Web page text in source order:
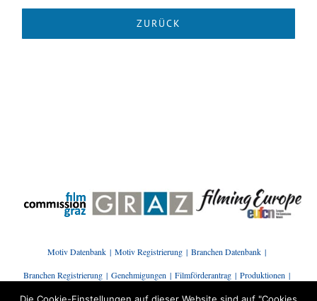
Motiv Datenbank Motiv Registrierung Branchen Datenbank
Branchen Registrierung Genehmigungen Filmförderantrag Produktionen
Presse | News Branchenstammtisch Kontakt